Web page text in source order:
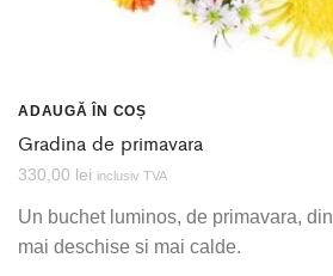
ADAUGĂ ÎN COȘ
Gradina de primavara
330,00 lei inclusiv TVA
Un buchet luminos, de primavara,
mai deschise si mai calde.